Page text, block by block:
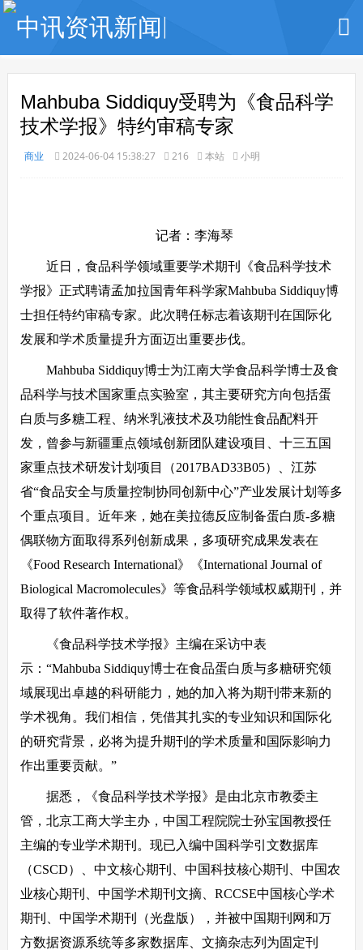
Mahbuba Siddiquy受聘为《食品科学
技术学报》特约审稿专家
商业 2024-06-04 15:38:27 216 本站 小明
记者：李海琴
近日，食品科学领域重要学术期刊《食品科学技术
学报》正式聘请孟加拉国青年科学家Mahbuba Siddiquy博
士担任特约审稿专家。此次聘任标志着该期刊在国际化
发展和学术质量提升方面迈出重要步伐。
Mahbuba Siddiquy博士为江南大学食品科学博士及食
品科学与技术国家重点实验室，其主要研究方向包括蛋
白质与多糖工程、纳米乳液技术及功能性食品配料开
发，曾参与新疆重点领域创新团队建设项目、十三五国
家重点技术研发计划项目（2017BAD33B05）、江苏
省“食品安全与质量控制协同创新中心”产业发展计划等多
个重点项目。近年来，她在美拉德反应制备蛋白质-多糖
偶联物方面取得系列创新成果，多项研究成果发表在
《Food Research International》《International Journal of
Biological Macromolecules》等食品科学领域权威期刊，并
取得了软件著作权。
《食品科学技术学报》主编在采访中表
示：“Mahbuba Siddiquy博士在食品蛋白质与多糖研究领
域展现出卓越的科研能力，她的加入将为期刊带来新的
学术视角。我们相信，凭借其扎实的专业知识和国际化
的研究背景，必将为提升期刊的学术质量和国际影响力
作出重要贡献。”
据悉，《食品科学技术学报》是由北京市教委主
管，北京工商大学主办，中国工程院院士孙宝国教授任
主编的专业学术期刊。现已入编中国科学引文数据库
（CSCD）、中文核心期刊、中国科技核心期刊、中国农
业核心期刊、中国学术期刊文摘、RCCSE中国核心学术
期刊、中国学术期刊（光盘版），并被中国期刊网和万
方数据资源系统等多家数据库、文摘杂志列为固定刊